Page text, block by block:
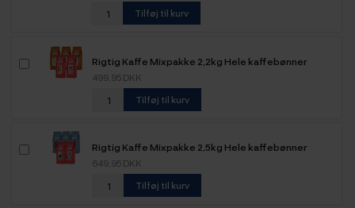
Tilføj til kurv
Rigtig Kaffe Mixpakke 2,2kg Hele kaffebønner
499,95 DKK
Tilføj til kurv
Rigtig Kaffe Mixpakke 2,5kg Hele kaffebønner
649,95 DKK
Tilføj til kurv